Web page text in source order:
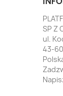
SP Z
ul.
43-